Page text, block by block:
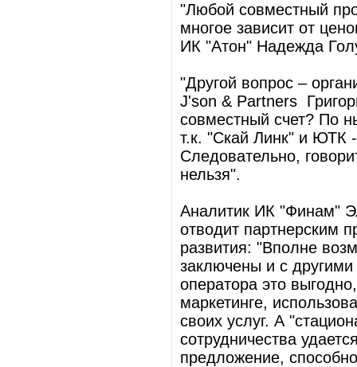
"Любой совместный
многое зависит от
ИК "Атон" Надежда
"Другой вопрос –
J'son & Partners
совместный счет? По
т.к. "Скай Линк" и ЮТК
Следовательно,
нельзя".
Аналитик ИК "Финам"
отводит партнерским
развития: "Вполне
заключены и с
оператора это
маркетинге,
своих услуг. А
сотрудничества
предложение,